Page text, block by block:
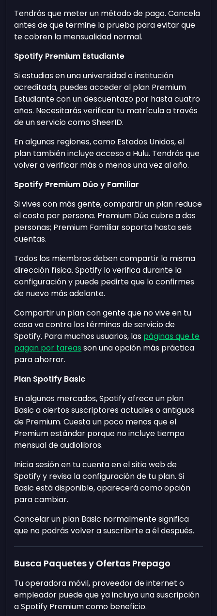
Tendrás que meter un método de pago. Cancela
antes de que termine la prueba para evitar que
te cobren la mensualidad normal.
Spotify Premium Estudiante
Si estudias en una universidad o institución
acreditada, puedes acceder al plan Premium
Estudiante con un descuentazo por hasta cuatro
años. Necesitarás verificar tu matrícula a través
de un servicio como SheerID.
En algunas regiones, como Estados Unidos, el
plan también incluye acceso a Hulu. Tendrás que
volver a verificar más o menos una vez al año.
Spotify Premium Dúo y Familiar
Si vives con más gente, compartir un plan reduce
el costo por persona. Premium Dúo cubre a dos
personas; Premium Familiar soporta hasta seis
cuentas.
Todos los miembros deben compartir la misma
dirección física. Spotify lo verifica durante la
configuración y puede pedirte que lo confirmes
de nuevo más adelante.
Compartir un plan con gente que no vive en tu
casa va contra los términos de servicio de
Spotify. Para muchos usuarios, las páginas que te
pagan por tareas son una opción más práctica
para ahorrar.
Plan Spotify Basic
En algunos mercados, Spotify ofrece un plan
Basic a ciertos suscriptores actuales o antiguos
de Premium. Cuesta un poco menos que el
Premium estándar porque no incluye tiempo
mensual de audiolibros.
Inicia sesión en tu cuenta en el sitio web de
Spotify y revisa la configuración de tu plan. Si
Basic está disponible, aparecerá como opción
para cambiar.
Cancelar un plan Basic normalmente significa
que no podrás volver a suscribirte a él después.
Busca Paquetes y Ofertas Prepago
Tu operadora móvil, proveedor de internet o
empleador puede que ya incluya una suscripción
a Spotify Premium como beneficio.